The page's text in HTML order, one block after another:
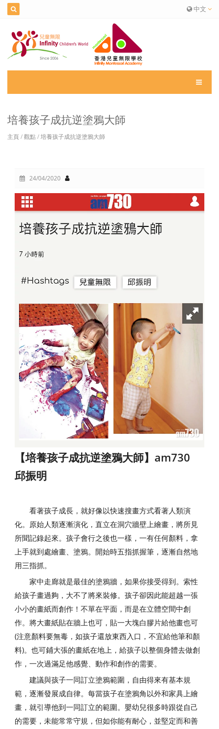
中文
培養孩子成抗逆塗鴉大師
主頁/觀點/培養孩子成抗逆塗鴉大師
24/04/2020
【培養孩子成抗逆塗鴉大師】am730
邱振明
看著孩子成長，就好像以快速搜畫方式看著人類演
化。原始人類逐漸演化，直立在洞穴牆壁上繪畫，將所見
所聞記錄起來。孩子會行之後也一樣，一有任何顏料，拿
上手就到處繪畫、塗鴉。開始時五指抓握筆，逐漸自然地
用三指抓。
家中走廊就是最佳的塗鴉牆，如果你接受得到。索性
給孩子畫過夠，大不了將來裝修。孩子卻因此能超越一張
小小的畫紙而創作！不單在平面，而是在立體空間中創
作。將大畫紙貼在牆上也可，貼一大塊白膠片給他畫也可
(注意顏料要無毒，如孩子還放東西入口，不宜給他筆和顏
料)。也可鋪大張的畫紙在地上，給孩子以整個身體去做創
作，一次過滿足他感覺、動作和創作的需要。
建議與孩子一同訂立塗鴉範圍，自由得來有基本規
範，逐漸發展成自律。每當孩子在塗鴉角以外和家具上繪
畫，就引導他到一同訂立的範圍。嬰幼兒很多時跟從自己
的需要，未能常常守規，但如你能有耐心，並堅定而和善